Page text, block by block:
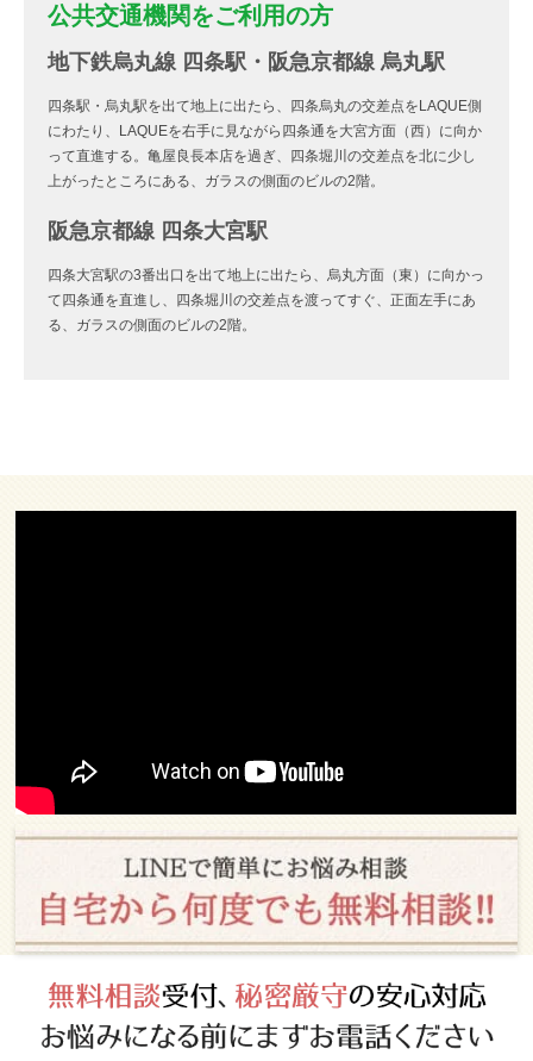
公共交通機関をご利用の方
地下鉄烏丸線 四条駅・阪急京都線 烏丸駅
四条駅・烏丸駅を出て地上に出たら、四条烏丸の交差点をLAQUE側
にわたり、LAQUEを右手に見ながら四条通を大宮方面（西）に向か
って直進する。亀屋良長本店を過ぎ、四条堀川の交差点を北に少し
上がったところにある、ガラスの側面のビルの2階。
阪急京都線 四条大宮駅
四条大宮駅の3番出口を出て地上に出たら、烏丸方面（東）に向かっ
て四条通を直進し、四条堀川の交差点を渡ってすぐ、正面左手にあ
る、ガラスの側面のビルの2階。